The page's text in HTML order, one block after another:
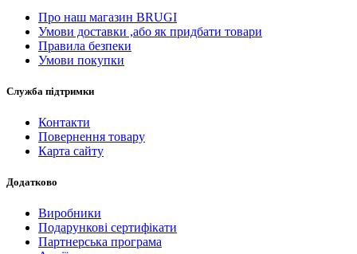
Про наш магазин BRUGI
Умови доставки ,або як придбати товари
Правила безпеки
Умови покупки
Служба підтримки
Контакти
Повернення товару
Карта сайту
Додатково
Виробники
Подарункові сертифікати
Партнерська програма